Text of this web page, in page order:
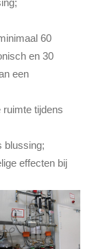
60
en 30
een
tijdens
blussing;
effecten bij